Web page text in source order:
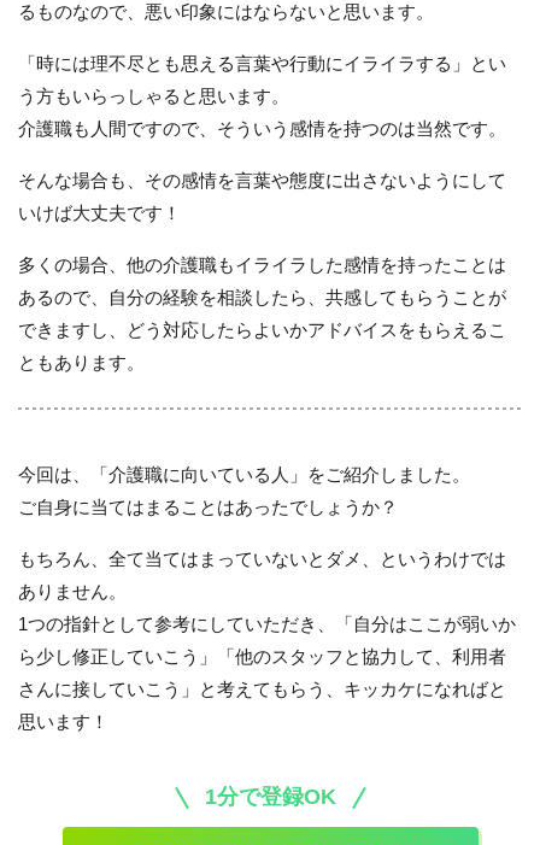
るものなので、悪い印象にはならないと思います。
「時には理不尽とも思える言葉や行動にイライラする」とい
う方もいらっしゃると思います。
介護職も人間ですので、そういう感情を持つのは当然です。
そんな場合も、その感情を言葉や態度に出さないようにして
いけば大丈夫です！
多くの場合、他の介護職もイライラした感情を持ったことは
あるので、自分の経験を相談したら、共感してもらうことが
できますし、どう対応したらよいかアドバイスをもらえるこ
ともあります。
今回は、「介護職に向いている人」をご紹介しました。
ご自身に当てはまることはあったでしょうか？
もちろん、全て当てはまっていないとダメ、というわけでは
ありません。
1つの指針として参考にしていただき、「自分はここが弱いか
ら少し修正していこう」「他のスタッフと協力して、利用者
さんに接していこう」と考えてもらう、キッカケになればと
思います！
1分で登録OK